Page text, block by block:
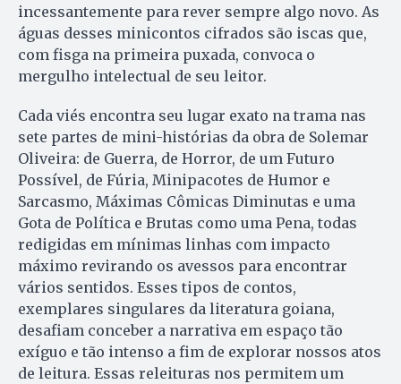
incessantemente para rever sempre algo novo. As
águas desses minicontos cifrados são iscas que,
com fisga na primeira puxada, convoca o
mergulho intelectual de seu leitor.
Cada viés encontra seu lugar exato na trama nas
sete partes de mini-histórias da obra de Solemar
Oliveira: de Guerra, de Horror, de um Futuro
Possível, de Fúria, Minipacotes de Humor e
Sarcasmo, Máximas Cômicas Diminutas e uma
Gota de Política e Brutas como uma Pena, todas
redigidas em mínimas linhas com impacto
máximo revirando os avessos para encontrar
vários sentidos. Esses tipos de contos,
exemplares singulares da literatura goiana,
desafiam conceber a narrativa em espaço tão
exíguo e tão intenso a fim de explorar nossos atos
de leitura. Essas releituras nos permitem um